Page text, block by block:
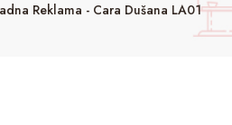
Reklama - Cara Dušana LA01